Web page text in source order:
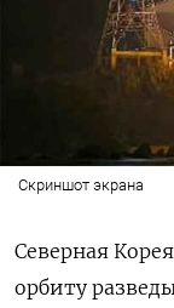
Скриншот экрана
Северная
орбиту